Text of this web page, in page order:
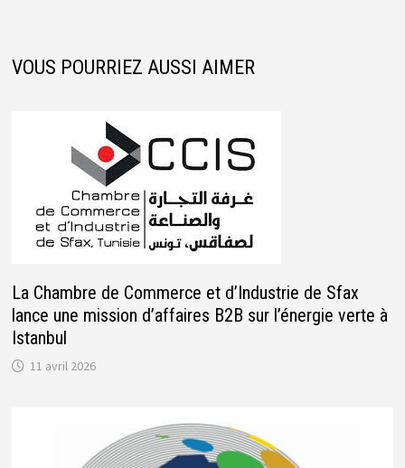
VOUS POURRIEZ AUSSI AIMER
La Chambre de Commerce et d’Industrie de Sfax
lance une mission d’affaires B2B sur l’énergie verte à
Istanbul
11 avril 2026